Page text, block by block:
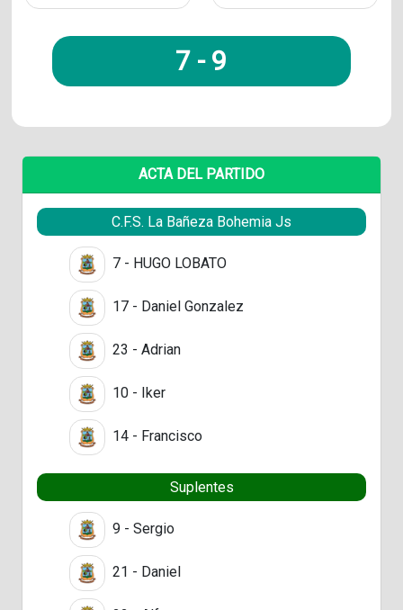
7 - 9
ACTA DEL PARTIDO
C.F.S. La Bañeza Bohemia Js
7 - HUGO LOBATO
17 - Daniel Gonzalez
23 - Adrian
10 - Iker
14 - Francisco
Suplentes
9 - Sergio
21 - Daniel